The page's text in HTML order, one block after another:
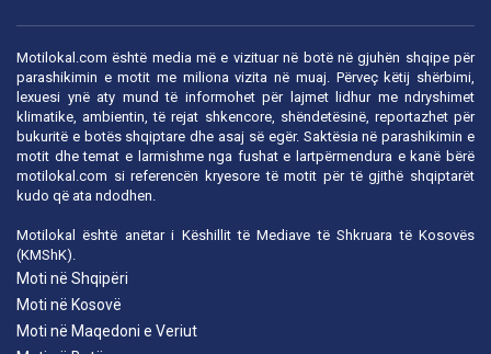
Motilokal.com është media më e vizituar në botë në gjuhën shqipe për
parashikimin e motit me miliona vizita në muaj. Përveç këtij shërbimi,
lexuesi ynë aty mund të informohet për lajmet lidhur me ndryshimet
klimatike, ambientin, të rejat shkencore, shëndetësinë, reportazhet për
bukuritë e botës shqiptare dhe asaj së egër. Saktësia në parashikimin e
motit dhe temat e larmishme nga fushat e lartpërmendura e kanë bërë
motilokal.com si referencën kryesore të motit për të gjithë shqiptarët
kudo që ata ndodhen.
Motilokal është anëtar i Këshillit të Mediave të Shkruara të Kosovës
(KMShK).
Moti në Shqipëri
Moti në Kosovë
Moti në Maqedoni e Veriut